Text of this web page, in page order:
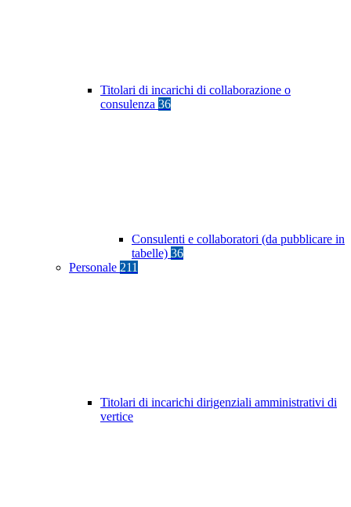
Titolari di incarichi di collaborazione o
consulenza 36
Consulenti e collaboratori (da pubblicare in
tabelle) 36
Personale 211
Titolari di incarichi dirigenziali amministrativi di
vertice